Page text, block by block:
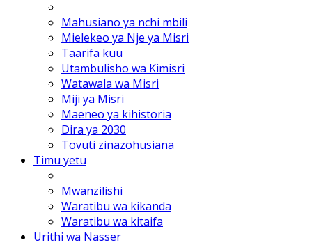
Mahusiano ya nchi mbili
Mielekeo ya Nje ya Misri
Taarifa kuu
Utambulisho wa Kimisri
Watawala wa Misri
Miji ya Misri
Maeneo ya kihistoria
Dira ya 2030
Tovuti zinazohusiana
Timu yetu
Mwanzilishi
Waratibu wa kikanda
Waratibu wa kitaifa
Urithi wa Nasser